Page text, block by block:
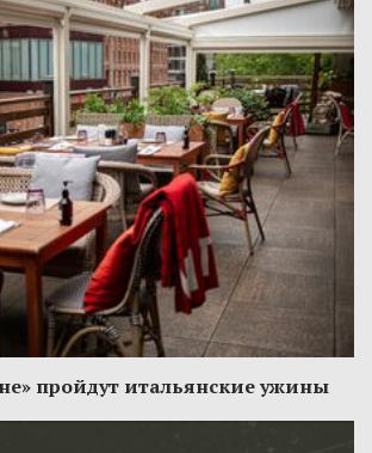
пройдут итальянские ужины